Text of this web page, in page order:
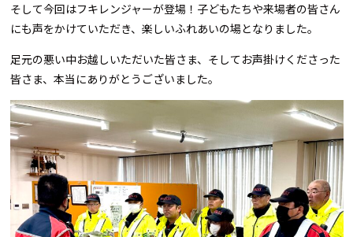
そして今回はフキレンジャーが登場！子どもたちや来場者の皆さん
にも声をかけていただき、楽しいふれあいの場となりました。
足元の悪い中お越しいただいた皆さま、そしてお声掛けくださった
皆さま、本当にありがとうございました。